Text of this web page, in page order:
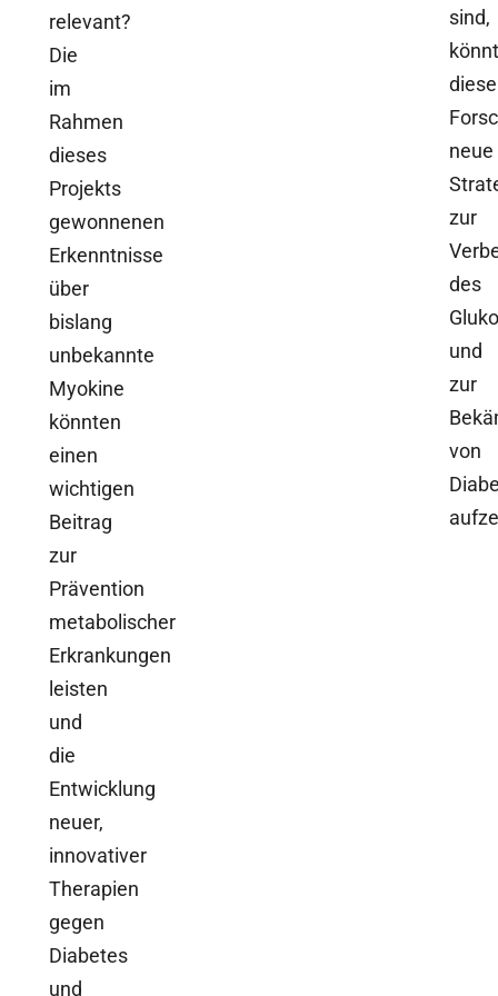
relevant?
Die
im
Rahmen
dieses
Projekts
gewonnenen
Erkenntnisse
über
bislang
unbekannte
Myokine
könnten
einen
wichtigen
Beitrag
zur
Prävention
metabolischer
Erkrankungen
leisten
und
die
Entwicklung
neuer,
innovativer
Therapien
gegen
Diabetes
und
sind,
diese
neue
zur
des
und
zur
von